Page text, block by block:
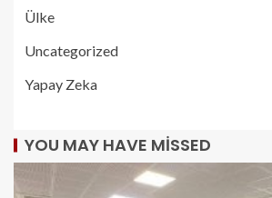
Ülke
Uncategorized
Yapay Zeka
YOU MAY HAVE MISSED